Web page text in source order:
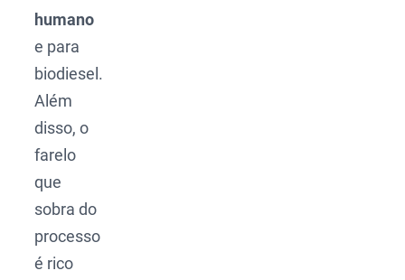
humano
e para
biodiesel.
Além
disso, o
farelo
que
sobra do
processo
é rico